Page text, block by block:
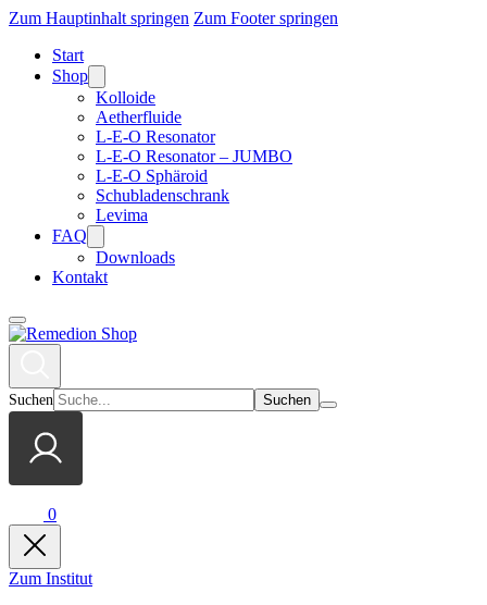
Zum Hauptinhalt springen Zum Footer springen
Start
Shop
Kolloide
Aetherfluide
L-E-O Resonator
L-E-O Resonator – JUMBO
L-E-O Sphäroid
Schubladenschrank
Levima
FAQ
Downloads
Kontakt
Suchen
0
Zum Institut